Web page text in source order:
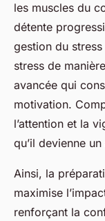
les muscles du
détente
gestion du
stress de
avancée qui
motivation.
l’attention et la
qu’il devienne
Ainsi, la
maximise
renforçant la